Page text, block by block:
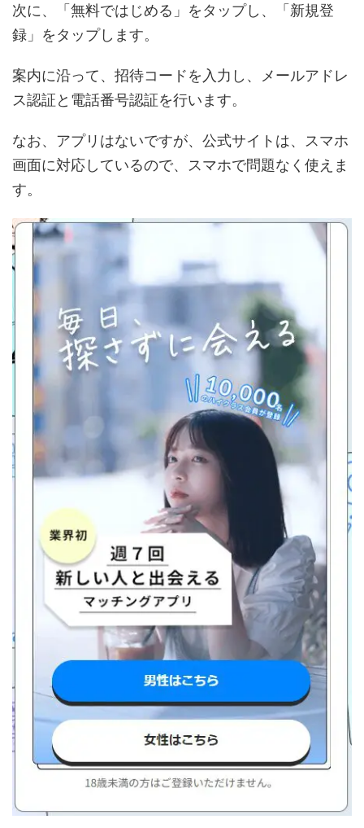
次に、「無料ではじめる」をタップし、「新規登
録」をタップします。
案内に沿って、招待コードを入力し、メールアドレ
ス認証と電話番号認証を行います。
なお、アプリはないですが、公式サイトは、スマホ
画面に対応しているので、スマホで問題なく使えま
す。